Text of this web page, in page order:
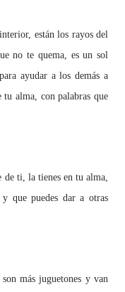
están los rayos del
no te quema, es un sol
ayudar a los demás a
alma, con palabras que
de ti, la tienes en tu alma,
que puedes dar a otras
más juguetones y van